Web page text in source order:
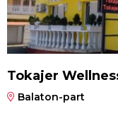
Tokajer
Balaton-part